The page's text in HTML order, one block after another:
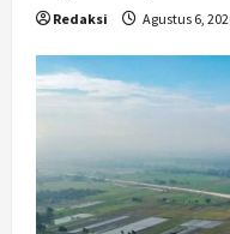
Redaksi Agustus 6,